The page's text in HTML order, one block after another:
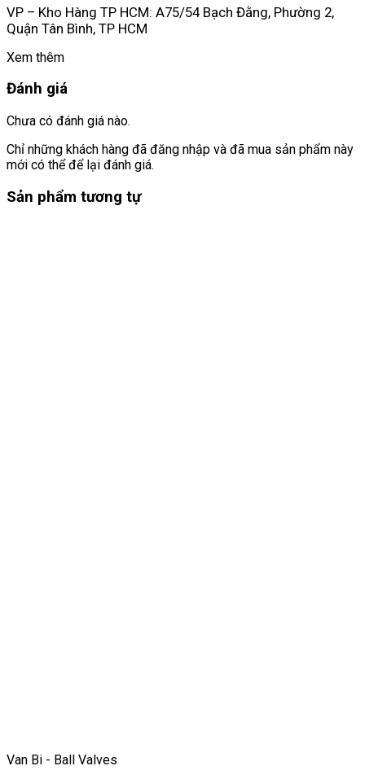
VP – Kho Hàng TP HCM: A75/54 Bạch Đằng, Phường 2,
Quận Tân Bình, TP HCM
Xem thêm
Đánh giá
Chưa có đánh giá nào.
Chỉ những khách hàng đã đăng nhập và đã mua sản phẩm này
mới có thể để lại đánh giá.
Sản phẩm tương tự
Van Bi - Ball Valves